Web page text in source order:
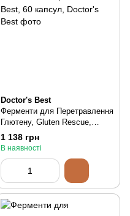
Doctor's Best
Ферменти для Перетравлення
Глютену, Gluten Rescue,
Doctor's Best, 60 капсул, 60
шт
1 138 грн
В наявності